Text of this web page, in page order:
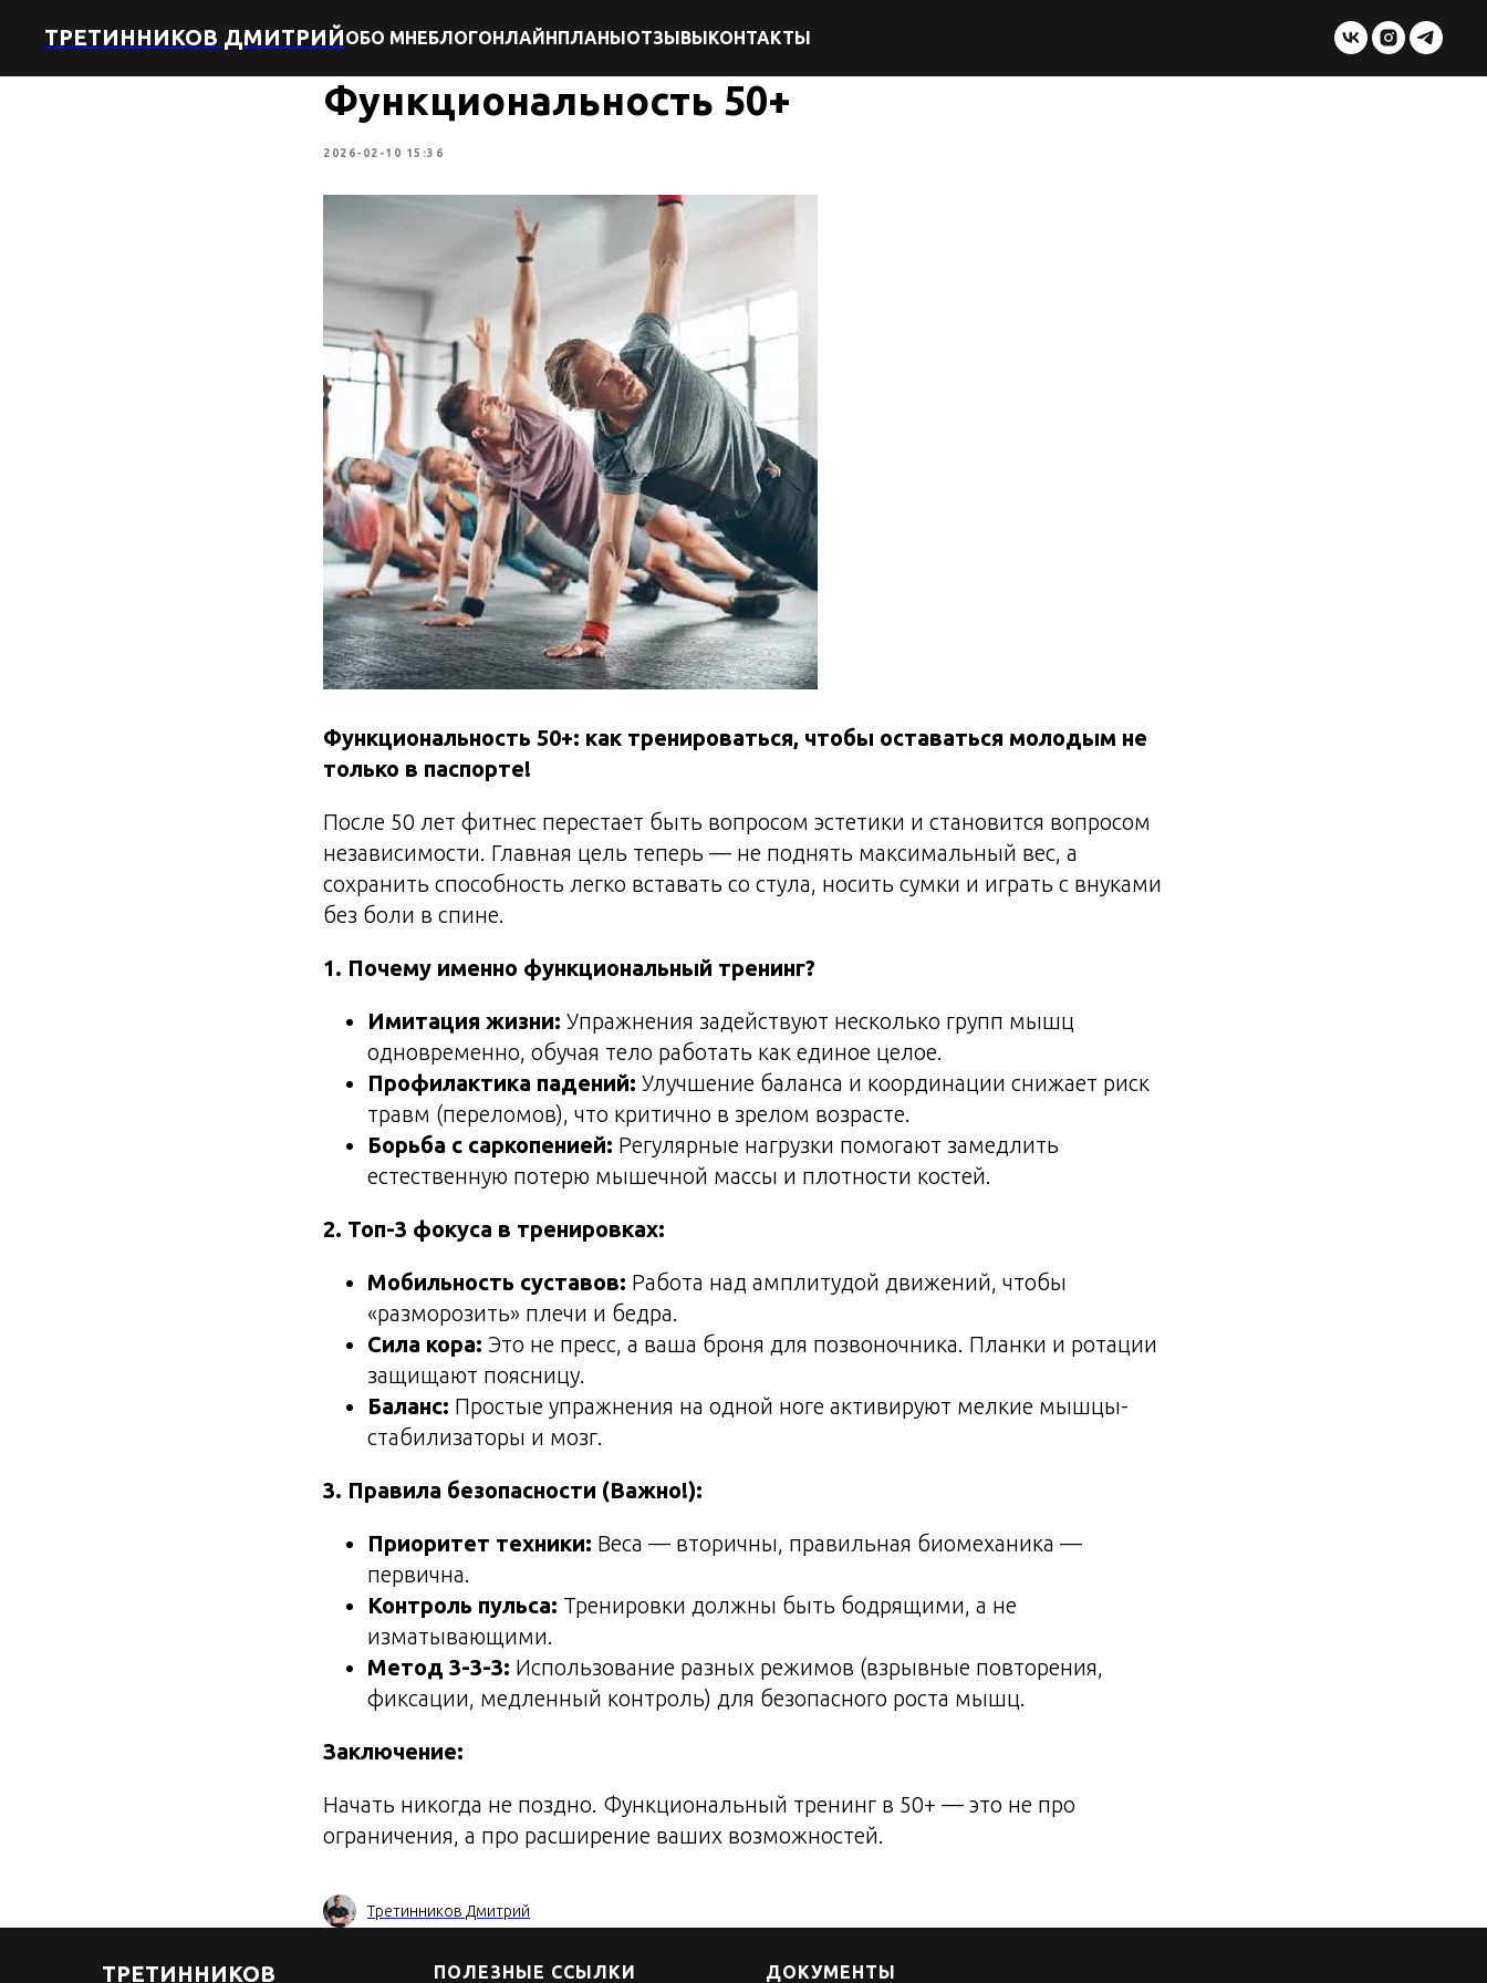
ТРЕТИННИКОВ ДМИТРИЙОБО МНЕБЛОГОНЛАЙНПЛАНЫОТЗЫВЫКОНТАКТЫ
Функциональность 50+
2026-02-10 15:36
Функциональность 50+: как тренироваться, чтобы оставаться молодым не
только в паспорте!
После 50 лет фитнес перестает быть вопросом эстетики и становится вопросом
независимости. Главная цель теперь — не поднять максимальный вес, а
сохранить способность легко вставать со стула, носить сумки и играть с внуками
без боли в спине.
1. Почему именно функциональный тренинг?
Имитация жизни: Упражнения задействуют несколько групп мышц
одновременно, обучая тело работать как единое целое.
Профилактика падений: Улучшение баланса и координации снижает риск
травм (переломов), что критично в зрелом возрасте.
Борьба с саркопенией: Регулярные нагрузки помогают замедлить
естественную потерю мышечной массы и плотности костей.
2. Топ-3 фокуса в тренировках:
Мобильность суставов: Работа над амплитудой движений, чтобы
«разморозить» плечи и бедра.
Сила кора: Это не пресс, а ваша броня для позвоночника. Планки и ротации
защищают поясницу.
Баланс: Простые упражнения на одной ноге активируют мелкие мышцы-
стабилизаторы и мозг.
3. Правила безопасности (Важно!):
Приоритет техники: Веса — вторичны, правильная биомеханика —
первична.
Контроль пульса: Тренировки должны быть бодрящими, а не
изматывающими.
Метод 3-3-3: Использование разных режимов (взрывные повторения,
фиксации, медленный контроль) для безопасного роста мышц.
Заключение:
Начать никогда не поздно. Функциональный тренинг в 50+ — это не про
ограничения, а про расширение ваших возможностей.
Третинников Дмитрий
ТРЕТИННИКОВ ПОЛЕЗНЫЕ ССЫЛКИ ДОКУМЕНТЫ